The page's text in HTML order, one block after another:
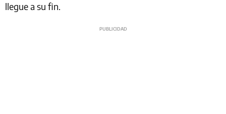
llegue a su fin.